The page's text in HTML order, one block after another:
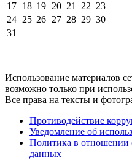
17 18 19 20 21 22 23
24 25 26 27 28 29 30
31
Использование материалов
возможно только при
Все права на тексты и
Противодействие
Уведомление об
Политика в отношении
данных